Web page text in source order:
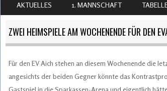
MENU
AKTUELLES 1. MANNSCHAFT
ZWEI HEIMSPIELE AM WOCHENENDE FÜR DEN
Für den EV Aich stehen an diesem Wochenende die
angesichts der beiden Gegner könnte das
Gastspiel in die Sparkassen-Arena und eigentlich